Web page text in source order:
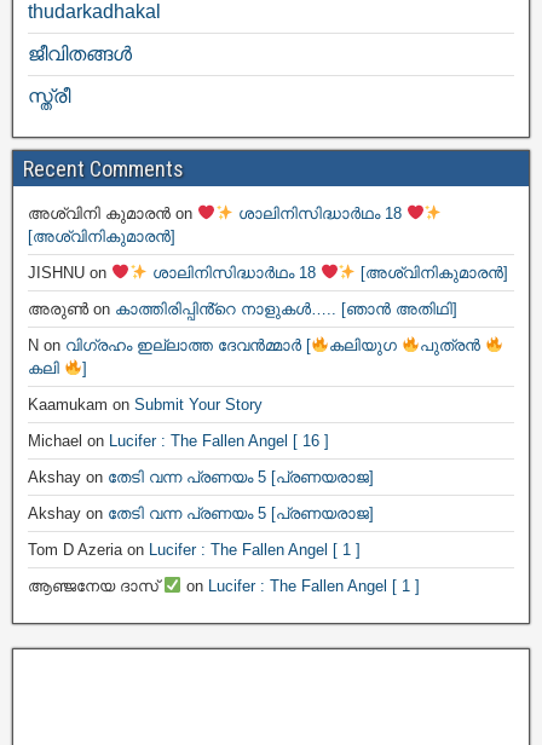
thudarkadhakal
ജീവിതങ്ങള്‍
സ്ത്രീ
Recent Comments
അശ്വിനി കുമാരൻ on
ശാലിനിസിദ്ധാർഥം 18
[അശ്വിനികുമാരൻ]
JISHNU on ശാലിനിസിദ്ധാർഥം 18
[അശ്വിനികുമാരൻ]
അരുൺon കാത്തിരിപ്പിൻ്റെ നാളുകൾ….. [ഞാൻ അതിഥി]
N on വിഗ്രഹം ഇല്ലാത്ത ദേവൻമ്മാർ [ കലിയുഗ
പുത്രൻ
കലി
]
Kaamukam on Submit Your Story
Michael on Lucifer : The Fallen Angel [ 16 ]
Akshay on തേടി വന്ന പ്രണയം 5 [പ്രണയരാജ]
Akshay on തേടി വന്ന പ്രണയം 5 [പ്രണയരാജ]
Tom D Azeriaon Lucifer : The Fallen Angel [ 1 ]
ആഞ്ജനേയ ദാസ്
on Lucifer : The Fallen Angel [ 1 ]